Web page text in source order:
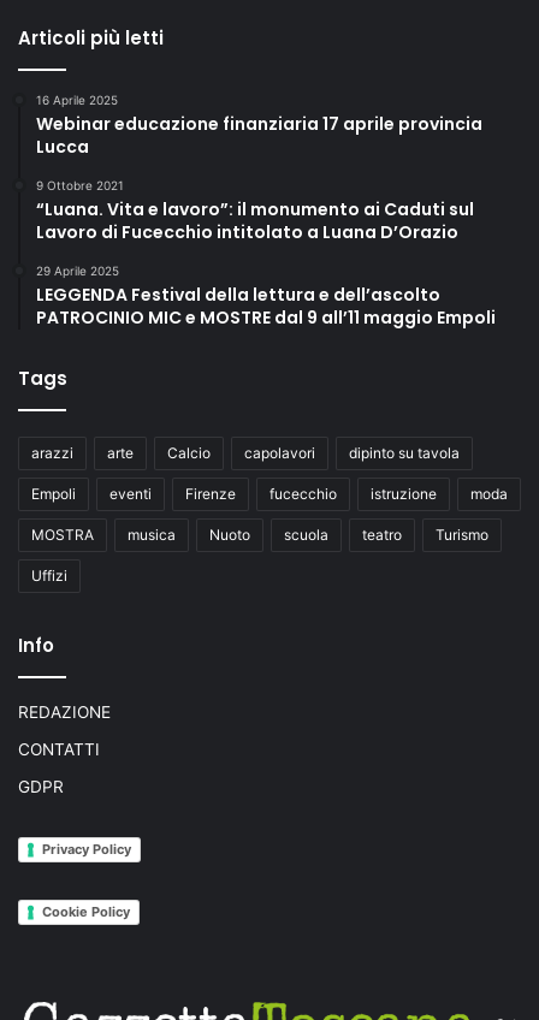
Articoli più letti
16 Aprile 2025
Webinar educazione finanziaria 17 aprile provincia
Lucca
9 Ottobre 2021
“Luana. Vita e lavoro”: il monumento ai Caduti sul
Lavoro di Fucecchio intitolato a Luana D’Orazio
29 Aprile 2025
LEGGENDA Festival della lettura e dell’ascolto
PATROCINIO MIC e MOSTRE dal 9 all’11 maggio Empoli
Tags
arazzi arte Calcio capolavori dipinto su tavola
Empoli eventi Firenze fucecchio istruzione moda
MOSTRA musica Nuoto scuola teatro Turismo
Uffizi
Info
REDAZIONE
CONTATTI
GDPR
Privacy Policy
Cookie Policy